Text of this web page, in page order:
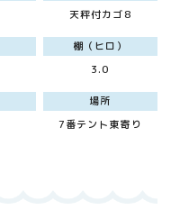
天秤付カゴ8
棚（ヒロ）
3.0
場所
7番テント東寄り